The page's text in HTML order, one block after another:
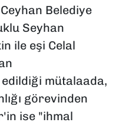
Belediye
Seyhan
ile eşi Celal
edildiği mütalaada,
görevinden
ise "ihmal